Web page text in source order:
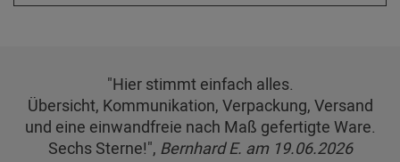
"Hier stimmt einfach alles.
Übersicht, Kommunikation, Verpackung, Versand
und eine einwandfreie nach Maß gefertigte Ware.
Sechs Sterne!", Bernhard E. am 19.06.2026